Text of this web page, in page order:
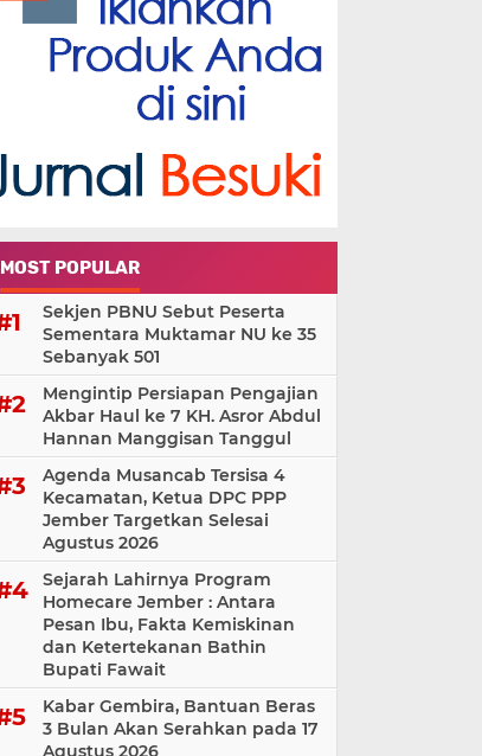
MOST POPULAR
Sekjen PBNU Sebut Peserta
Sementara Muktamar NU ke 35
Sebanyak 501
Mengintip Persiapan Pengajian
Akbar Haul ke 7 KH. Asror Abdul
Hannan Manggisan Tanggul
Agenda Musancab Tersisa 4
Kecamatan, Ketua DPC PPP
Jember Targetkan Selesai
Agustus 2026
Sejarah Lahirnya Program
Homecare Jember : Antara
Pesan Ibu, Fakta Kemiskinan
dan Ketertekanan Bathin
Bupati Fawait
Kabar Gembira, Bantuan Beras
3 Bulan Akan Serahkan pada 17
Agustus 2026